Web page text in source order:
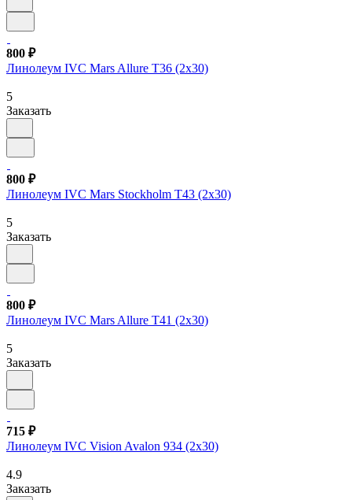
800 ₽
Линолеум IVC Mars Allure T36 (2х30)
5
Заказать
800 ₽
Линолеум IVC Mars Stockholm T43 (2х30)
5
Заказать
800 ₽
Линолеум IVC Mars Allure T41 (2х30)
5
Заказать
715 ₽
Линолеум IVC Vision Avalon 934 (2х30)
4.9
Заказать